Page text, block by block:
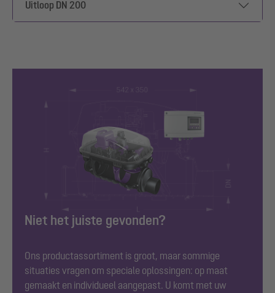
Uitloop DN 200
Niet het juiste gevonden?
Ons productassortiment is groot, maar sommige
situaties vragen om speciale oplossingen: op maat
gemaakt en individueel aangepast. U komt met uw